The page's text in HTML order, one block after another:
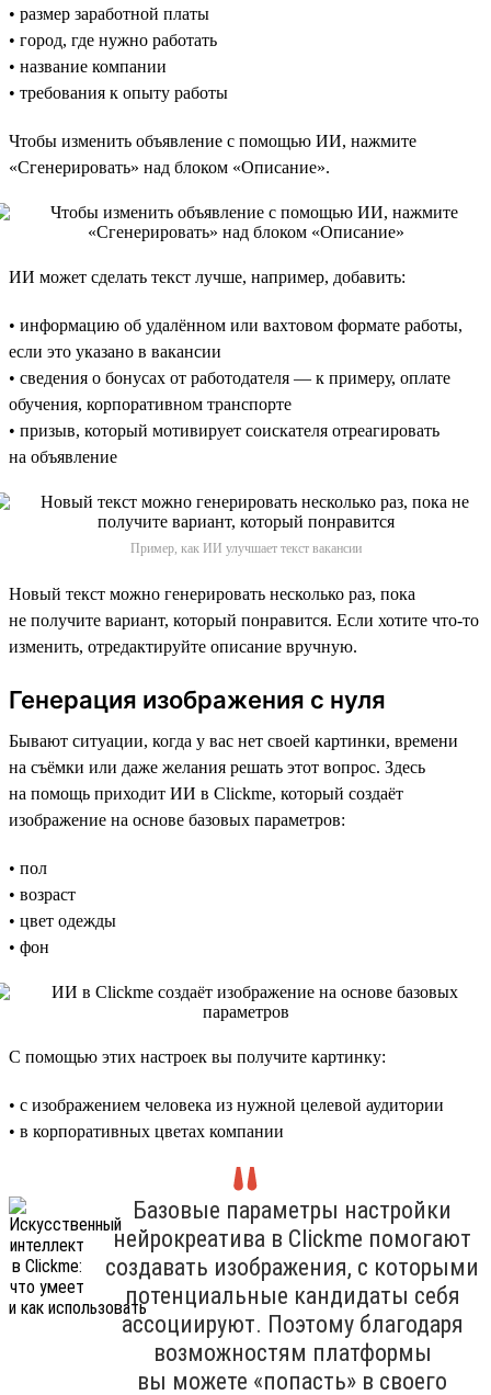
• размер заработной платы
• город, где нужно работать
• название компании
• требования к опыту работы
Чтобы изменить объявление с помощью ИИ, нажмите
«Сгенерировать» над блоком «Описание».
ИИ может сделать текст лучше, например, добавить:
• информацию об удалённом или вахтовом формате работы,
если это указано в вакансии
• сведения о бонусах от работодателя — к примеру, оплате
обучения, корпоративном транспорте
• призыв, который мотивирует соискателя отреагировать
на объявление
Пример, как ИИ улучшает текст вакансии
Новый текст можно генерировать несколько раз, пока
не получите вариант, который понравится. Если хотите что-то
изменить, отредактируйте описание вручную.
Генерация изображения с нуля
Бывают ситуации, когда у вас нет своей картинки, времени
на съёмки или даже желания решать этот вопрос. Здесь
на помощь приходит ИИ в Clickme, который создаёт
изображение на основе базовых параметров:
• пол
• возраст
• цвет одежды
• фон
С помощью этих настроек вы получите картинку:
• с изображением человека из нужной целевой аудитории
• в корпоративных цветах компании
Базовые параметры настройки
нейрокреатива в Clickme помогают
создавать изображения, с которыми
потенциальные кандидаты себя
ассоциируют. Поэтому благодаря
возможностям платформы
вы можете «попасть» в своего